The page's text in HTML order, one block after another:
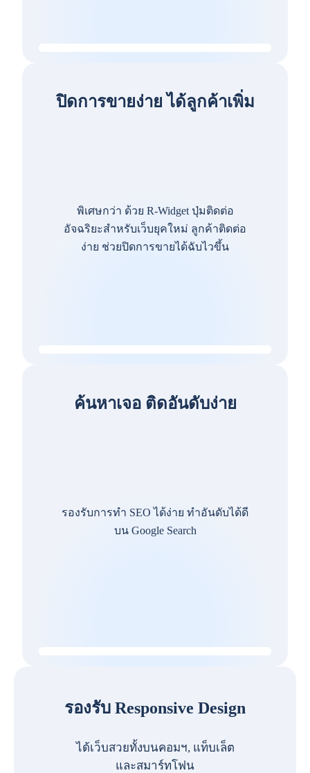
ปิดการขายง่าย ได้ลูกค้าเพิ่ม
พิเศษกว่า ด้วย R-Widget ปุ่มติดต่อ
อัจฉริยะสำหรับเว็บยุคใหม่ ลูกค้าติดต่อ
ง่าย ช่วยปิดการขายได้ฉับไวขึ้น
ค้นหาเจอ ติดอันดับง่าย
รองรับการทำ SEO ได้ง่าย ทำอันดับได้ดี
บน Google Search
รองรับ Responsive Design
ได้เว็บสวยทั้งบนคอมฯ, แท็บเล็ต
และสมาร์ทโฟน